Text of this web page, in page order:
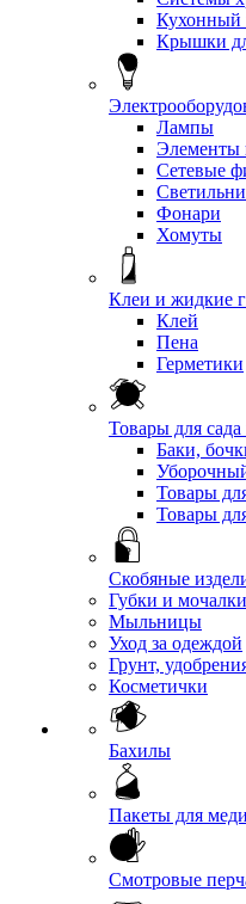
Кухонный
Крышки
Лампы
Элементы
Сетевые
Фонари
Хомуты
Клеи и жидкие
Клей
Пена
Герметики
Товары для сада
Баки,
Товары
Товары
Скобяные
Губки и
Мыльницы
Уход за одеждой
Грунт,
Косметички
Бахилы
Пакеты для
Смотровые